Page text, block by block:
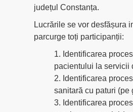
județul Constanța.
Lucrările se vor desfășura
parcurge toți participanții:
1. Identificarea
pacientului la servicii
2. Identificarea
sanitară cu paturi (pe
3. Identificarea